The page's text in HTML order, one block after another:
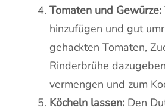
Tomaten und Gewürze:
hinzufügen und gut
gehackten Tomaten,
Rinderbrühe
vermengen und zum
Köcheln lassen: Den